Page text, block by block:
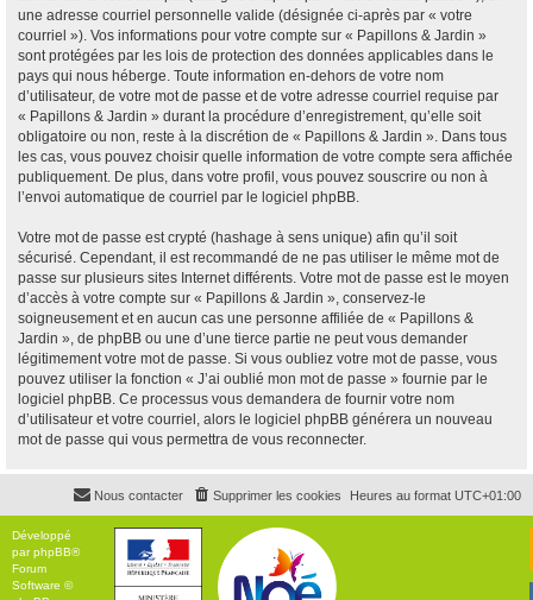
une adresse courriel personnelle valide (désignée ci-après par « votre
courriel »). Vos informations pour votre compte sur « Papillons & Jardin »
sont protégées par les lois de protection des données applicables dans le
pays qui nous héberge. Toute information en-dehors de votre nom
d’utilisateur, de votre mot de passe et de votre adresse courriel requise par
« Papillons & Jardin » durant la procédure d’enregistrement, qu’elle soit
obligatoire ou non, reste à la discrétion de « Papillons & Jardin ». Dans tous
les cas, vous pouvez choisir quelle information de votre compte sera affichée
publiquement. De plus, dans votre profil, vous pouvez souscrire ou non à
l’envoi automatique de courriel par le logiciel phpBB.
Votre mot de passe est crypté (hashage à sens unique) afin qu’il soit
sécurisé. Cependant, il est recommandé de ne pas utiliser le même mot de
passe sur plusieurs sites Internet différents. Votre mot de passe est le moyen
d’accès à votre compte sur « Papillons & Jardin », conservez-le
soigneusement et en aucun cas une personne affiliée de « Papillons &
Jardin », de phpBB ou une d’une tierce partie ne peut vous demander
légitimement votre mot de passe. Si vous oubliez votre mot de passe, vous
pouvez utiliser la fonction « J’ai oublié mon mot de passe » fournie par le
logiciel phpBB. Ce processus vous demandera de fournir votre nom
d’utilisateur et votre courriel, alors le logiciel phpBB générera un nouveau
mot de passe qui vous permettra de vous reconnecter.
Heures au format UTC+01:00
Supprimer les cookies
Nous contacter
Développé
parphpBB®
Forum
Software ©